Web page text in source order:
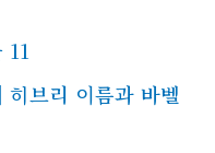
브리 이름과 바벨